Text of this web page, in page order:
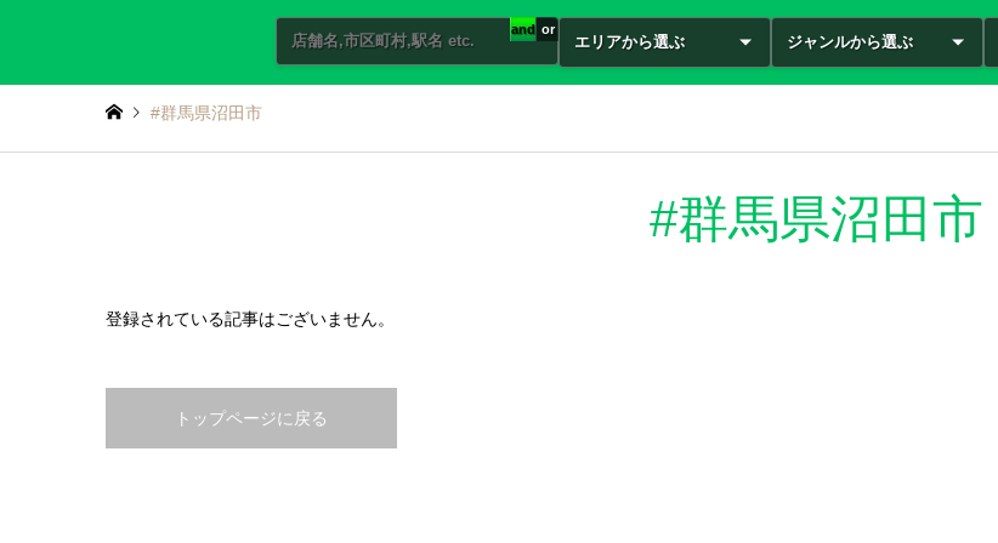
and or
エリアから選ぶ ジャンルから選ぶ
#群馬県沼田市
#群馬県沼田市
登録されている記事はございません。
トップページに戻る